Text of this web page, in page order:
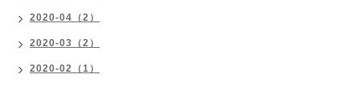
2020-04（2）
2020-03（2）
2020-02（1）